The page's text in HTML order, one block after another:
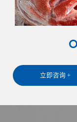
立即咨询 +